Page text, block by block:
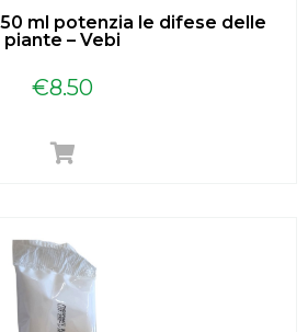
ml potenzia le difese delle
piante – Vebi
€8.50